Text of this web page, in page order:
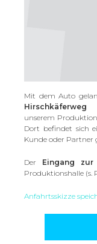
Mit dem Auto
unserem
Dort befindet sich
Kunde oder Partner
Der Eingang zur
Produktionshalle (s.
Anfahrtsskizze